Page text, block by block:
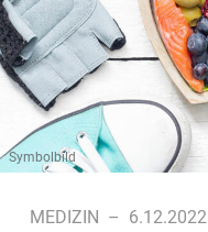
Symbolbild
MEDIZIN – 6.12.2022